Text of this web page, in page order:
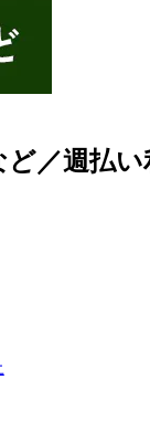
ど／週払